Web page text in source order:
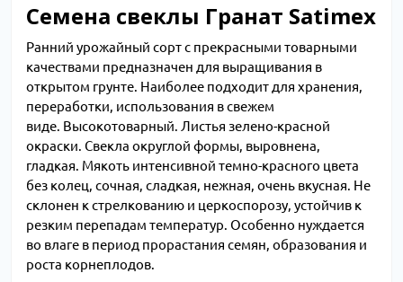
Семена свеклы Гранат Satimex
Ранний урожайный сорт с прекрасными товарными
качествами предназначен для выращивания в
открытом грунте. Наиболее подходит для хранения,
переработки, использования в свежем
виде. Высокотоварный. Листья зелено-красной
окраски. Свекла округлой формы, выровнена,
гладкая. Мякоть интенсивной темно-красного цвета
без колец, сочная, сладкая, нежная, очень вкусная. Не
склонен к стрелкованию и церкоспорозу, устойчив к
резким перепадам температур. Особенно нуждается
во влаге в период прорастания семян, образования и
роста корнеплодов.